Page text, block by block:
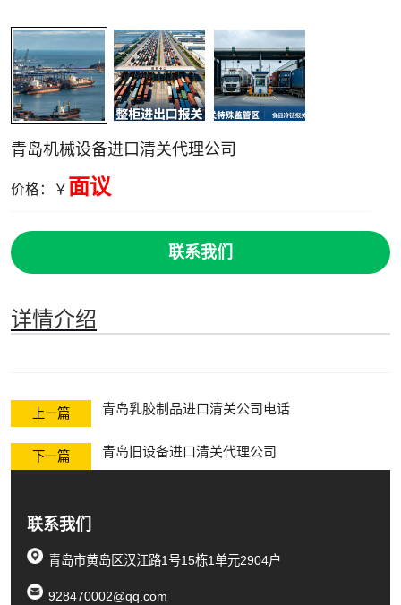
青岛机械设备进口清关代理公司
价格：￥ 面议
联系我们
详情介绍
上一篇 青岛乳胶制品进口清关公司电话
下一篇 青岛旧设备进口清关代理公司
联系我们
青岛市黄岛区汉江路1号15栋1单元2904户
928470002@qq.com